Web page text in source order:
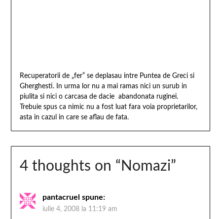
Recuperatorii de „fer” se deplasau intre Puntea de Greci si
Gherghesti. In urma lor nu a mai ramas nici un surub in
piulita si nici o carcasa de dacie abandonata ruginei.
Trebuie spus ca nimic nu a fost luat fara voia proprietarilor,
asta in cazul in care se aflau de fata.
4 thoughts on “ Nomazi”
pantacruel spune:
iulie 4, 2008 la 11:19 am